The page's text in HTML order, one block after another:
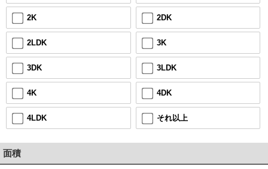
2K 2DK
2LDK 3K
3DK 3LDK
4K 4DK
4LDK それ以上
面積